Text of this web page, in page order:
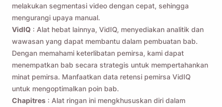
melakukan segmentasi video dengan cepat, sehingga
mengurangi upaya manual.
VidIQ : Alat hebat lainnya, VidIQ, menyediakan analitik dan
wawasan yang dapat membantu dalam pembuatan bab.
Dengan memahami keterlibatan pemirsa, kami dapat
menempatkan bab secara strategis untuk mempertahankan
minat pemirsa. Manfaatkan data retensi pemirsa VidIQ
untuk mengoptimalkan poin bab.
Chapitres : Alat ringan ini mengkhususkan diri dalam